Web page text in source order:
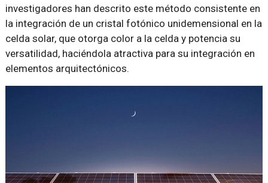
investigadores han descrito este método consistente en
la integración de un cristal fotónico unidemensional en la
celda solar, que otorga color a la celda y potencia su
versatilidad, haciéndola atractiva para su integración en
elementos arquitectónicos.